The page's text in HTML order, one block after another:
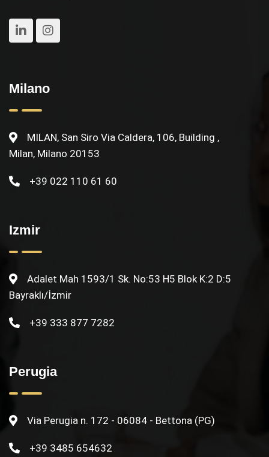
Milano
MILAN, San Siro Via Caldera, 106, Building ,
Milan, Milano 20153
+39 022 110 61 60
Izmir
Adalet Mah 1593/1 Sk. No:53 H5 Blok K:2 D:5
Bayraklı/İzmir
+39 333 877 7282
Perugia
Via Perugia n. 172 - 06084 - Bettona (PG)
+39 3485 654632